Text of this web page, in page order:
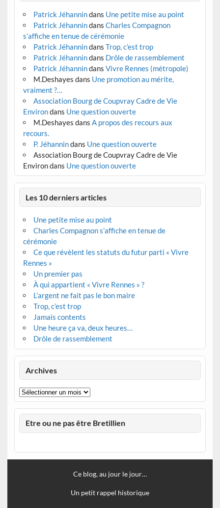
Patrick Jéhannindans Une petite mise au point
Patrick Jéhannindans Charles Compagnon
s’affiche en tenue de cérémonie
Patrick Jéhannindans Trop, c’est trop
Patrick Jéhannindans Drôle de rassemblement
Patrick Jéhannindans Vivre Rennes (métropole)
M.Deshayes dans Une promotion au mérite,
vraiment ?…
Association Bourg de Coupvray Cadre de Vie
Environdans Une question ouverte
M.Deshayes dans A propos des recours aux
recours.
P. Jéhannindans Une question ouverte
Association Bourg de Coupvray Cadre de Vie
Environdans Une question ouverte
Les 10 derniers articles
Une petite mise au point
Charles Compagnon s’affiche en tenue de
cérémonie
Ce que révèlent les statuts du futur parti « Vivre
Rennes »
Un premier pas
À qui appartient « Vivre Rennes » ?
L’argent ne fait pas le bon maire
Trop, c’est trop
Jamais contents
Une heure ça va, deux heures…
Drôle de rassemblement
Archives
Archives
Etre ou ne pas être Bretillien
Ce blog, au jour le jour…
Un petit rappel historique